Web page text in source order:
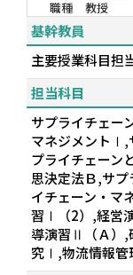
職種
教授
基幹教員
主要授業科目担
担当科目
サプライチェー
マネジメントⅠ,
プライチェーン
思決定法Ｂ,サ
イチェーン・マ
習Ⅰ（2）,経営
導演習Ⅱ（Ａ）,
究Ⅰ,物流情報管